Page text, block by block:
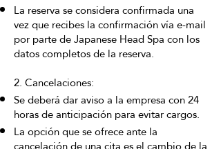
La reserva se considera confirmada una
vez que recibes la confirmación vía e-mail
por parte de Japanese Head Spa con los
datos completos de la reserva.
2. Cancelaciones:
Se deberá dar aviso a la empresa con 24
horas de anticipación para evitar cargos.
La opción que se ofrece ante la